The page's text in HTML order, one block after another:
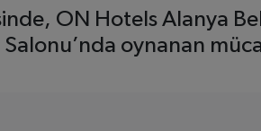
ON Hotels Alanya
oynanan